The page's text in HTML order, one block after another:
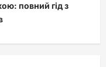
повний гід з